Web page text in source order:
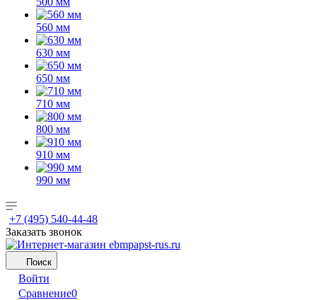
560 мм
630 мм
650 мм
710 мм
800 мм
910 мм
990 мм
+7 (495) 540-44-48
Заказать звонок
Поиск
Войти
Сравнение0